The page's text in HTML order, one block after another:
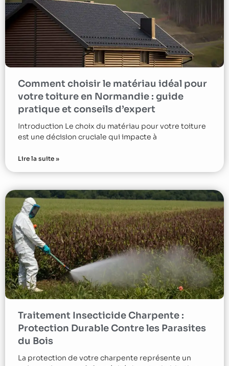
Comment choisir le matériau idéal pour
votre toiture en Normandie : guide
pratique et conseils d’expert
Introduction Le choix du matériau pour votre toiture
est une décision cruciale qui impacte à
Lire la suite »
Traitement Insecticide Charpente :
Protection Durable Contre les Parasites
du Bois
La protection de votre charpente représente un